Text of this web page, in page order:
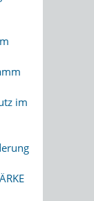
im